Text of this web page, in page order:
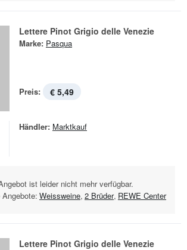
Lettere Pinot Grigio delle Venezie
Marke: Pasqua
Preis: € 5,49
Händler: Marktkauf
ist leider nicht mehr verfügbar.
Weissweine, 2 Brüder, REWE Center
Lettere Pinot Grigio delle Venezie